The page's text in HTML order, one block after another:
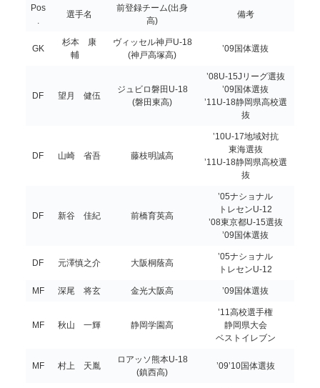
Pos
.
選手名
前登録チーム(出身
高)
備考
GK
杉本 康
輔
ヴィッセル神戸U-18
(神戸高塚高)
’09国体選抜
DF 望月 健伍
ジュビロ磐田U-18
(磐田東高)
’08U-15Jリーグ選抜
’09国体選抜
’11U-18静岡県高校選
抜
DF 山崎 省吾 藤枝明誠高
’10U-17地域対抗
東海選抜
’11U-18静岡県高校選
抜
DF 新谷 佳紀 前橋育英高
’05ナショナル
トレセンU-12
’08東京都U-15選抜
’09国体選抜
DF 元澤慎之介 大阪桐蔭高
’05ナショナル
トレセンU-12
MF 深尾 将玄 金光大阪高 ’09国体選抜
MF 秋山 一輝 静岡学園高
’11高校選手権
静岡県大会
ベストイレブン
MF 村上 天胤
ロアッソ熊本U-18
(鎮西高)
’09’10国体選抜